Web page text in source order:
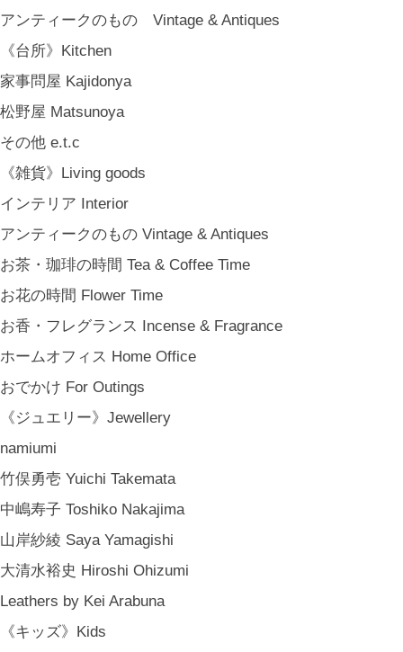
アンティークのもの Vintage & Antiques
《台所》Kitchen
家事問屋 Kajidonya
松野屋 Matsunoya
その他 e.t.c
《雑貨》Living goods
インテリア Interior
アンティークのもの Vintage & Antiques
お茶・珈琲の時間 Tea & Coffee Time
お花の時間 Flower Time
お香・フレグランス Incense & Fragrance
ホームオフィス Home Office
おでかけ For Outings
《ジュエリー》Jewellery
namiumi
竹俣勇壱 Yuichi Takemata
中嶋寿子 Toshiko Nakajima
山岸紗綾 Saya Yamagishi
大清水裕史 Hiroshi Ohizumi
Leathers by Kei Arabuna
《キッズ》Kids
金沢・北陸で生まれたさまざまな作品を中心に、物語を宿し、使う人の
美しさに、和と洋、OLD & NEW のインスピレーションを重ね、暮らし
の中で愉しむインテリアスタイリングをご提案しています。 casa rua [
カーサ・ルア] 石川県金沢市尾張町2-14-20 八百萬本舗 内 casa rua / A